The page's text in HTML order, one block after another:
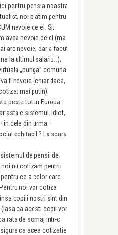
pentru pensia noastra
noi platim pentru
nevoie de el. Si,
avea nevoie de el (ma
are nevoie, dar a facut
la ultimul salariu…),
„punga” comuna
fi nevoie (chiar daca,
mai putin).
peste tot in Europa :
asta e sistemul. Idiot,
in cele din urma –
echitabil ? La scara
de pensii de
noi nu cotizam pentru
ce a celor care
noi vor cotiza
copiii nostri sint din
ca acesti copii vor
rata de somaj intr-o
ca acea cotizatie